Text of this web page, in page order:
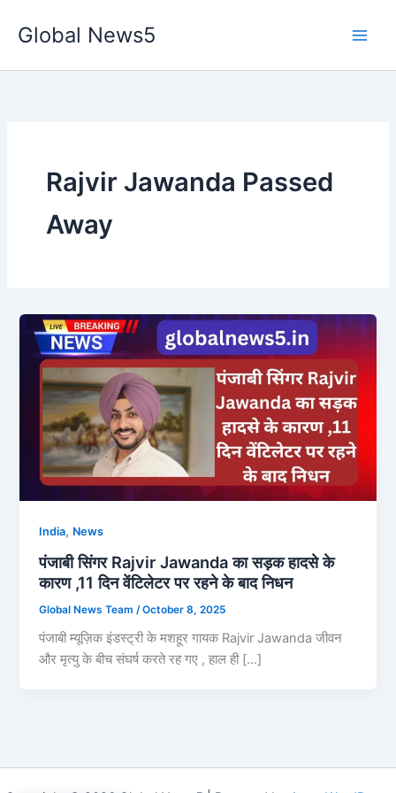
Global News5
Rajvir Jawanda Passed
Away
India, News
पंजाबी सिंगर Rajvir Jawanda का सड़क हादसे के
कारण ,11 दिन वेंटिलेटर पर रहने के बाद निधन
Global News Team /October 8, 2025
पंजाबी म्यूज़िक इंडस्ट्री के मशहूर गायक Rajvir Jawanda जीवन
और मृत्यु के बीच संघर्ष करते रह गए , हाल ही […]